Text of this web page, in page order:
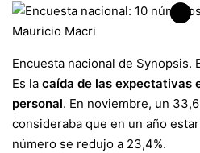
Encuesta nacional de Synopsis.
Es la caída de las expectativas
personal. En noviembre, un
consideraba que en un año
número se redujo a 23,4%.